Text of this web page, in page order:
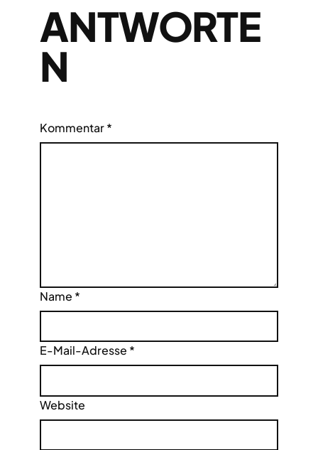
ANTWORTE
N
Kommentar*
Name *
E-Mail-Adresse *
Website